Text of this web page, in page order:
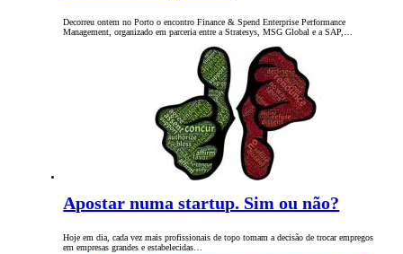
Decorreu ontem no Porto o encontro Finance & Spend Enterprise Performance
Management, organizado em parceria entre a Stratesys, MSG Global e a SAP,…
Apostar numa startup. Sim ou não?
Hoje em dia, cada vez mais profissionais de topo tomam a decisão de trocar empregos
em empresas grandes e estabelecidas…